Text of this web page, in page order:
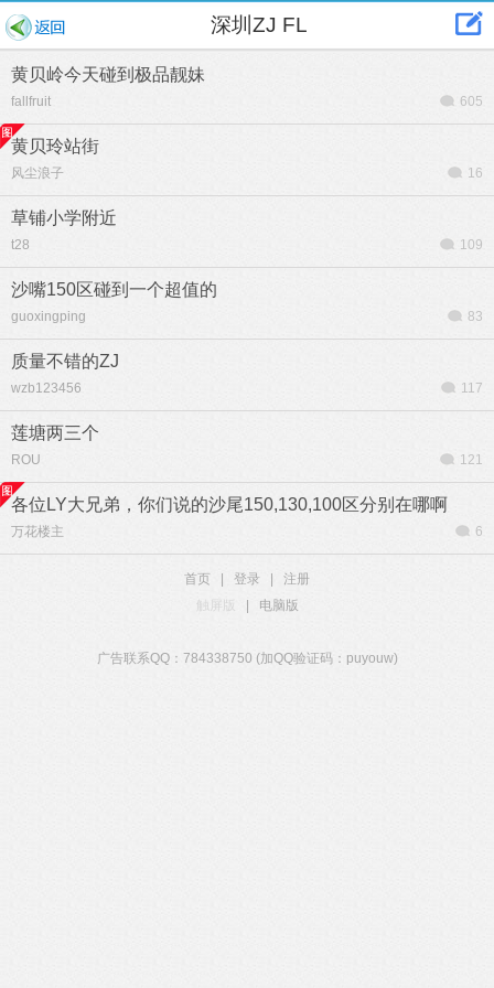
深圳ZJ FL
黄贝岭今天碰到极品靓妹
fallfruit 605
黄贝玲站街
风尘浪子 16
草铺小学附近
t28 109
沙嘴150区碰到一个超值的
guoxingping 83
质量不错的ZJ
wzb123456 117
莲塘两三个
ROU 121
各位LY大兄弟，你们说的沙尾150,130,100区分别在哪啊
万花楼主 6
首页 登录
注册
触屏版
电脑版
广告联系QQ：784338750 (加QQ验证码：puyouw)